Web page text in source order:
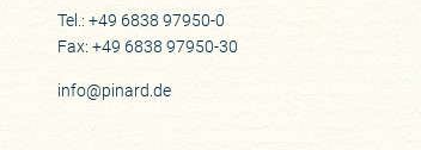
Tel.: +49 6838 97950-0
Fax: +49 6838 97950-30
info@pinard.de